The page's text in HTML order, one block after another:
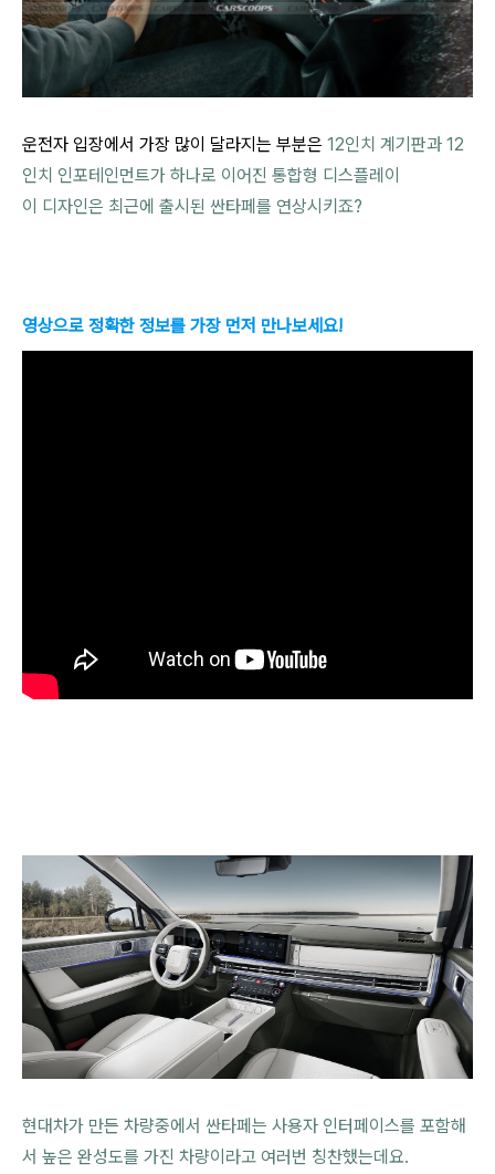
운전자 입장에서 가장 많이 달라지는 부분은 12인치 계기판과 12
인치 인포테인먼트가 하나로 이어진 통합형 디스플레이
이 디자인은 최근에 출시된 싼타페를 연상시키죠?
영상으로 정확한 정보를 가장 먼저 만나보세요!
현대차가 만든 차량중에서 싼타페는 사용자 인터페이스를 포함해
서 높은 완성도를 가진 차량이라고 여러번 칭찬했는데요.